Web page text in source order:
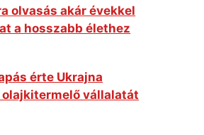
olvasás akár évekkel
a hosszabb élethez
érte Ukrajna
vállalatát